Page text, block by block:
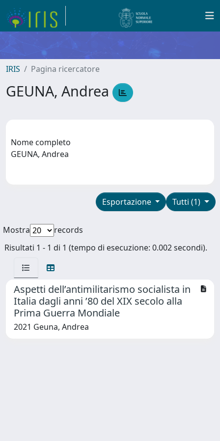
IRIS Pagina ricercatore
GEUNA, Andrea
Nome completo
GEUNA, Andrea
Tutti (1)
Esportazione
Mostra
records
Risultati 1 - 1 di 1 (tempo di esecuzione: 0.002 secondi).
Aspetti dell’antimilitarismo socialista in
Italia dagli anni ’80 del XIX secolo alla
Prima Guerra Mondiale
2021 Geuna, Andrea